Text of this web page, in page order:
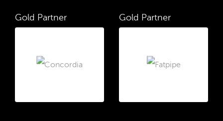
Gold Partner Gold Partner